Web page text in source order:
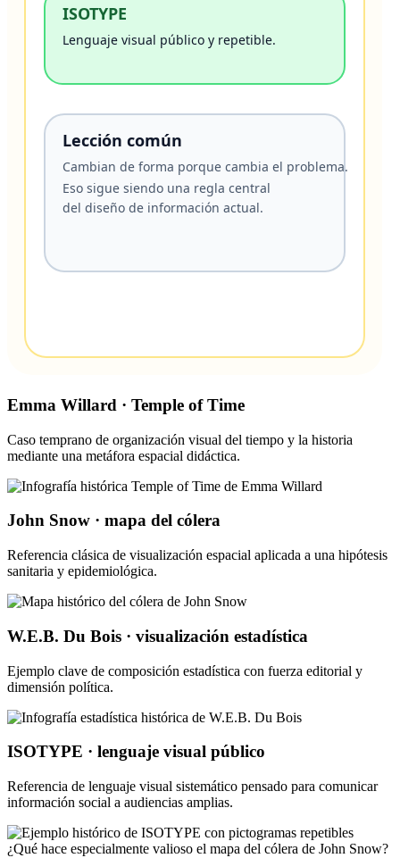
Emma Willard · Temple of Time
Caso temprano de organización visual del tiempo y la historia
mediante una metáfora espacial didáctica.
John Snow · mapa del cólera
Referencia clásica de visualización espacial aplicada a una hipótesis
sanitaria y epidemiológica.
W.E.B. Du Bois · visualización estadística
Ejemplo clave de composición estadística con fuerza editorial y
dimensión política.
ISOTYPE · lenguaje visual público
Referencia de lenguaje visual sistemático pensado para comunicar
información social a audiencias amplias.
¿Qué hace especialmente valioso el mapa del cólera de John Snow?